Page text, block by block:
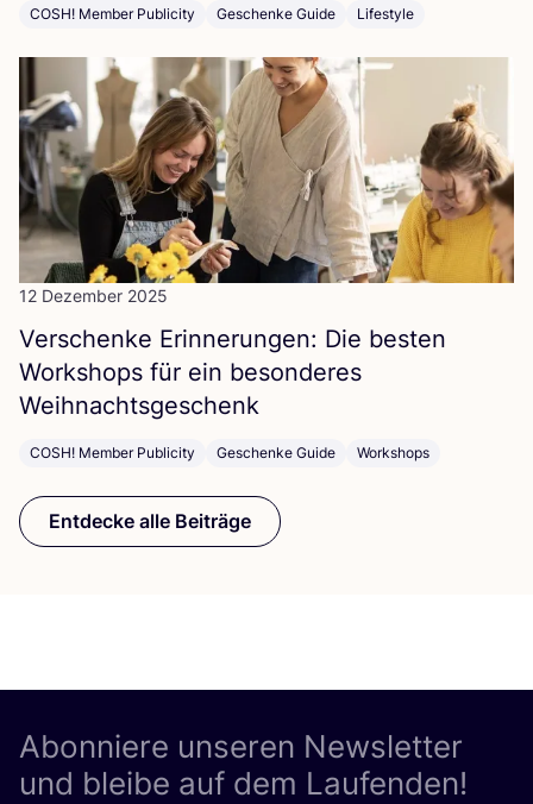
COSH! Member Publicity Geschenke Guide Lifestyle
12 Dezember 2025
Ver­schen­ke Erin­ne­run­gen: Die bes­ten
Work­shops für ein beson­de­res
Weihnachtsgeschenk
COSH! Member Publicity Geschenke Guide Workshops
Entdecke alle Beiträge
Abonniere unseren Newsletter
und bleibe auf dem Laufenden!